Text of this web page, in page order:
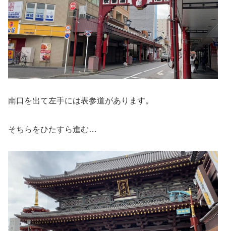
南口を出て左手には表参道があります。
そちらをひたすら進む…